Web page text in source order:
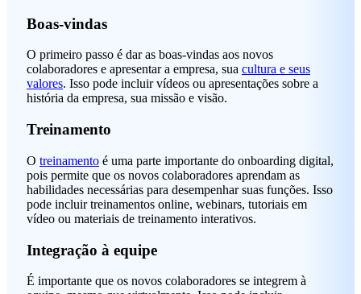
Boas-vindas
O primeiro passo é dar as boas-vindas aos novos
colaboradores e apresentar a empresa, sua cultura e seus
valores. Isso pode incluir vídeos ou apresentações sobre a
história da empresa, sua missão e visão.
Treinamento
O treinamento é uma parte importante do onboarding digital,
pois permite que os novos colaboradores aprendam as
habilidades necessárias para desempenhar suas funções. Isso
pode incluir treinamentos online, webinars, tutoriais em
vídeo ou materiais de treinamento interativos.
Integração à equipe
É importante que os novos colaboradores se integrem à